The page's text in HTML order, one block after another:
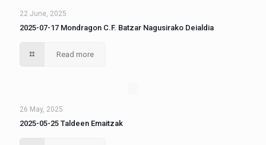
22 June, 2025
2025-07-17 Mondragon C.F. Batzar Nagusirako Deialdia
Read more
26 May, 2025
2025-05-25 Taldeen Emaitzak